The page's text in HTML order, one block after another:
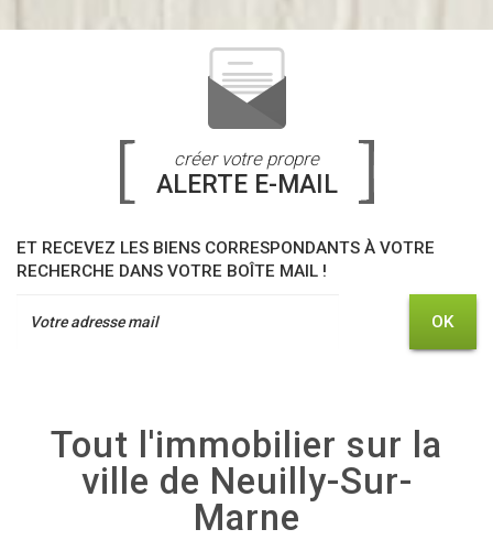
créer votre propre
ALERTE E-MAIL
ET RECEVEZ LES BIENS CORRESPONDANTS À VOTRE
RECHERCHE DANS VOTRE BOÎTE MAIL !
OK
Tout l'immobilier sur la
ville de Neuilly-Sur-
Marne